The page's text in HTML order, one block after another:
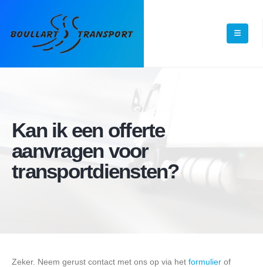
Kan ik een offerte
aanvragen voor
transportdiensten?
Zeker. Neem gerust contact met ons op via het formulier of